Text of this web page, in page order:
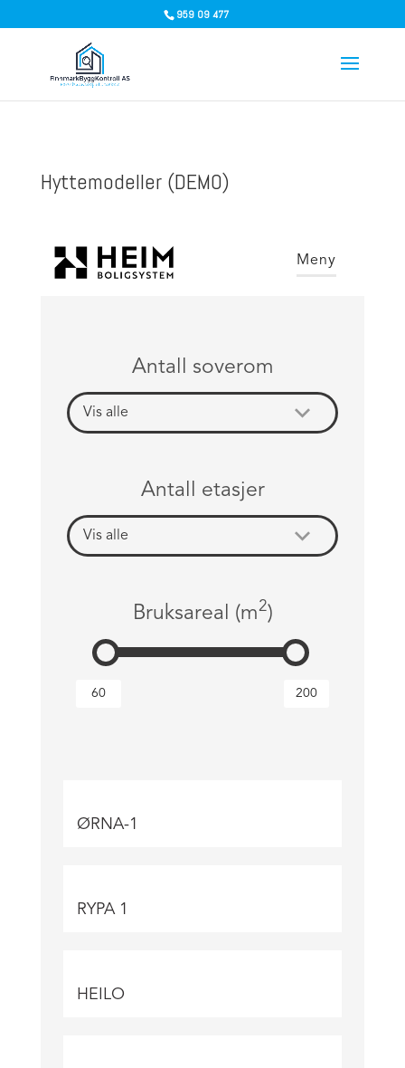
959 09 477
Hyttemodeller (DEMO)